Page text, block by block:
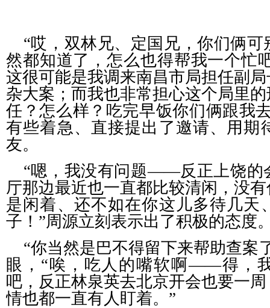
“哎，双林兄、定国兄，你们俩
然都知道了，怎么也得帮我一个
这很可能是我调来南昌市局担任副
杂大案；而我也非常担心这个局里
任？怎么样？吃完早饭你们俩跟我
有些着急、直接提出了邀请、用期
友。
“嗯，我没有问题——反正上饶的
厅那边最近也一直都比较清闲，没
是闲着、还不如在你这儿多待几天
子！”周源立刻表示出了积极的态度
“你当然是巴不得留下来帮助查案
眼，“唉，吃人的嘴软啊——得，
吧，反正林泉英去北京开会也要一
情也都一直有人盯着。”